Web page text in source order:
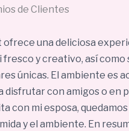
de Clientes
ofrece una deliciosa
fresco y creativo, así como
únicas. El ambiente es
disfrutar con amigos o en
con mi esposa,
y el ambiente. En